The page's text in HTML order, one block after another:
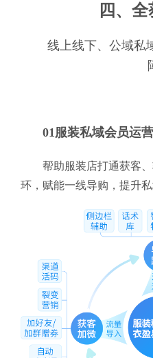
四、
线上线下、公域私
01服装私域会员运营
帮助服装店打通获客
环，赋能一线导购，提升